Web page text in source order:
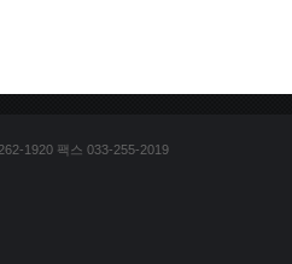
1920 팩스 033-255-2019